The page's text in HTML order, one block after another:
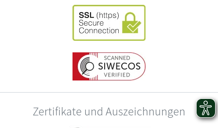
Zertifikate und Auszeichnungen